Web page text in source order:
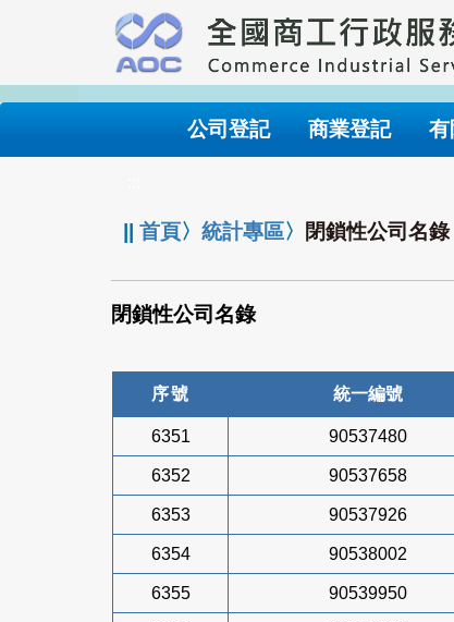
要
內
公司登記 商業登記 有
||首頁〉統計專區〉 閉鎖性公司名錄
閉鎖性公司名錄
序號 統一編號
6351 90537480
6352 90537658
6353 90537926
6354 90538002
6355 90539950